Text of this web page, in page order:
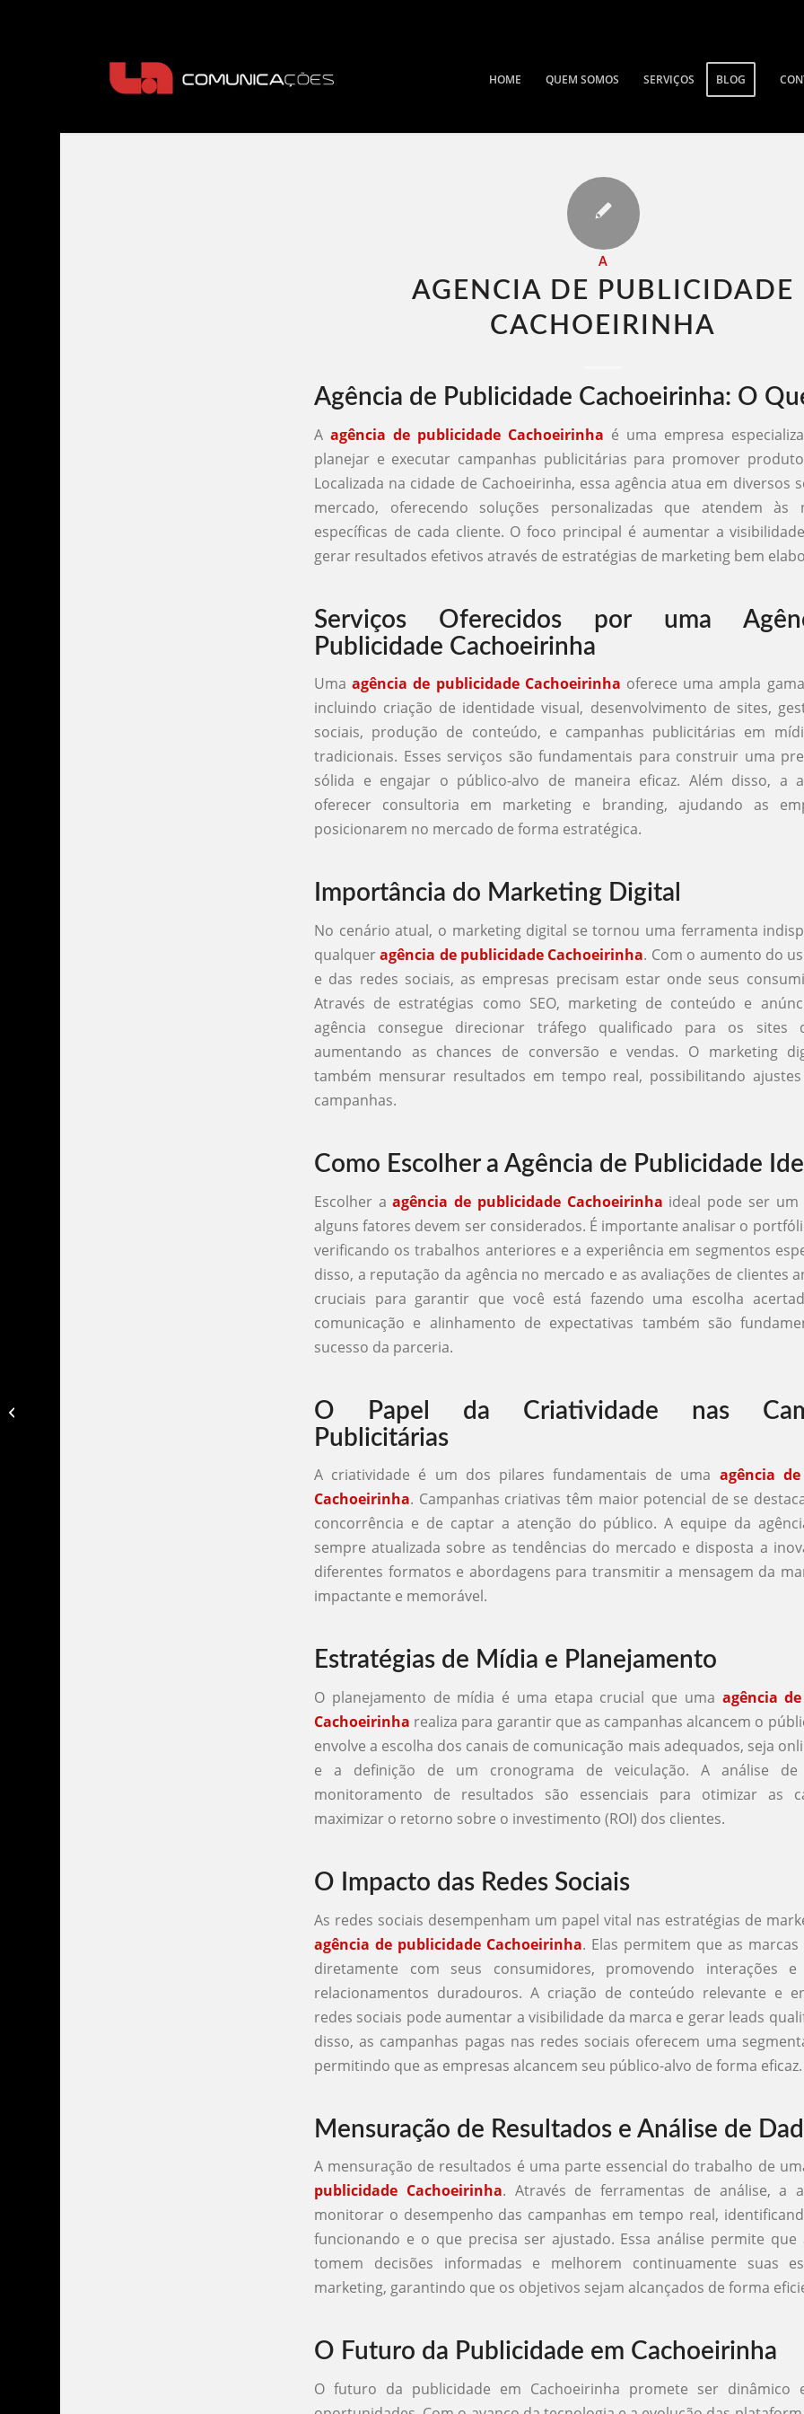
HOME QUEM SOMOS SERVIÇOS BLOG
A
AGENCIA DE PUBLICIDADE
CACHOEIRINHA​
Agência de Publicidade Cachoeirinha: O
A agência de publicidade Cachoeirinha é uma empresa
planejar e executar campanhas publicitárias para promover
Localizada na cidade de Cachoeirinha, essa agência atua em diversos
mercado, oferecendo soluções personalizadas que atendem às
específicas de cada cliente. O foco principal é aumentar a
gerar resultados efetivos através de estratégias de marketing bem
Serviços Oferecidos por uma
Publicidade Cachoeirinha
Umaagência de publicidade Cachoeirinha oferece uma ampla
incluindo criação de identidade visual, desenvolvimento de sites,
sociais, produção de conteúdo, e campanhas publicitárias em
tradicionais. Esses serviços são fundamentais para construir uma
sólida e engajar o público-alvo de maneira eficaz. Além disso, a
oferecer consultoria em marketing e branding, ajudando as
posicionarem no mercado de forma estratégica.
Importância do Marketing Digital
No cenário atual, o marketing digital se tornou uma ferramenta
qualqueragência de publicidade Cachoeirinha. Com o aumento do
e das redes sociais, as empresas precisam estar onde seus
Através de estratégias como SEO, marketing de conteúdo e
agência consegue direcionar tráfego qualificado para os sites
aumentando as chances de conversão e vendas. O marketing
também mensurar resultados em tempo real, possibilitando
campanhas.
Como Escolher a Agência de Publicidade
Escolher aagência de publicidade Cachoeirinha ideal pode ser um
alguns fatores devem ser considerados. É importante analisar o
verificando os trabalhos anteriores e a experiência em segmentos
disso, a reputação da agência no mercado e as avaliações de clientes
cruciais para garantir que você está fazendo uma escolha
comunicação e alinhamento de expectativas também são
sucesso da parceria.
O Papel da Criatividade nas
Publicitárias
A criatividade é um dos pilares fundamentais de uma agência
Cachoeirinha. Campanhas criativas têm maior potencial de se
concorrência e de captar a atenção do público. A equipe da
sempre atualizada sobre as tendências do mercado e disposta a
diferentes formatos e abordagens para transmitir a mensagem da
impactante e memorável.
Estratégias de Mídia e Planejamento
O planejamento de mídia é uma etapa crucial que uma agência
Cachoeirinha realiza para garantir que as campanhas alcancem o
envolve a escolha dos canais de comunicação mais adequados, seja
e a definição de um cronograma de veiculação. A análise
monitoramento de resultados são essenciais para otimizar as
maximizar o retorno sobre o investimento (ROI) dos clientes.
O Impacto das Redes Sociais
As redes sociais desempenham um papel vital nas estratégias de
agência de publicidade Cachoeirinha. Elas permitem que as marcas
diretamente com seus consumidores, promovendo interações e
relacionamentos duradouros. A criação de conteúdo relevante e
redes sociais pode aumentar a visibilidade da marca e gerar leads
disso, as campanhas pagas nas redes sociais oferecem uma
permitindo que as empresas alcancem seu público-alvo de forma eficaz.
Mensuração de Resultados e Análise de
A mensuração de resultados é uma parte essencial do trabalho de
publicidade Cachoeirinha. Através de ferramentas de análise, a
monitorar o desempenho das campanhas em tempo real,
funcionando e o que precisa ser ajustado. Essa análise permite que
tomem decisões informadas e melhorem continuamente suas
marketing, garantindo que os objetivos sejam alcançados de forma
O Futuro da Publicidade em Cachoeirinha
O futuro da publicidade em Cachoeirinha promete ser dinâmico